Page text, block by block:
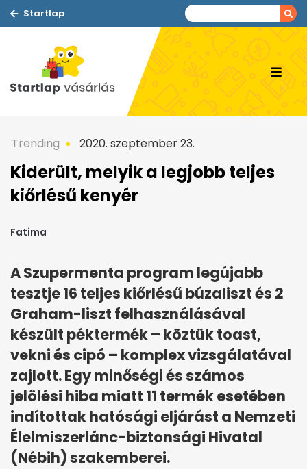
Startlap
Trending 2020. szeptember 23.
Kiderült, melyik a legjobb teljes
kiőrlésű kenyér
Fatima
A Szupermenta program legújabb
tesztje 16 teljes kiőrlésű búzaliszt és 2
Graham-liszt felhasználásával
készült péktermék – köztük toast,
vekni és cipó – komplex vizsgálatával
zajlott. Egy minőségi és számos
jelölési hiba miatt 11 termék esetében
indítottak hatósági eljárást a Nemzeti
Élelmiszerlánc-biztonsági Hivatal
(Nébih) szakemberei.